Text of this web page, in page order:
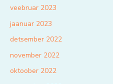
veebruar 2023
jaanuar 2023
detsember 2022
november 2022
oktoober 2022